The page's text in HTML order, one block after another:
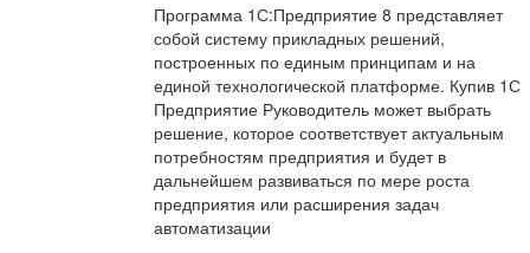
Программа 1С:Предприятие 8 представляет
собой систему прикладных решений,
построенных по единым принципам и на
единой технологической платформе. Купив 1С
Предприятие Руководитель может выбрать
решение, которое соответствует актуальным
потребностям предприятия и будет в
дальнейшем развиваться по мере роста
предприятия или расширения задач
автоматизации